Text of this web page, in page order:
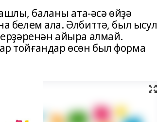
баланы ата-әсә өйҙә
белем ала. Әлбиттә, был ысул
айыра алмай.
тойғандар өсөн был форма